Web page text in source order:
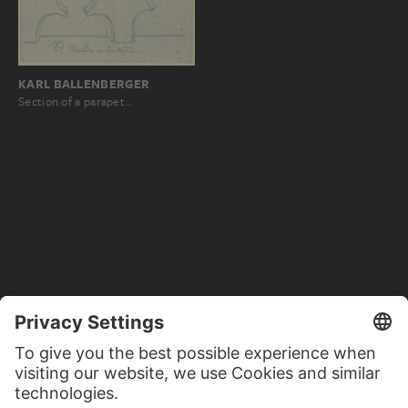
KARL BALLENBERGER
Section of a parapet…